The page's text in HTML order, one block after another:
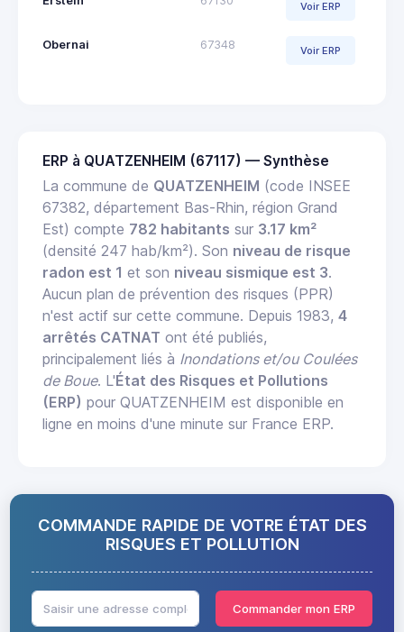
Voir ERP
Obernai 67348 Voir ERP
ERP à QUATZENHEIM (67117) — Synthèse
La commune de QUATZENHEIM (code INSEE
67382, département Bas-Rhin, région Grand
Est) compte 782 habitants sur 3.17 km²
(densité 247 hab/km²). Son niveau de risque
radon est 1 et son niveau sismique est 3.
Aucun plan de prévention des risques (PPR)
n'est actif sur cette commune. Depuis 1983, 4
arrêtés CATNAT ont été publiés,
principalement liés à Inondations et/ou Coulées
de Boue. L'État des Risques et Pollutions
(ERP) pour QUATZENHEIM est disponible en
ligne en moins d'une minute sur France ERP.
COMMANDE RAPIDE DE VOTRE ÉTAT DES
RISQUES ET POLLUTION
Commander mon ERP